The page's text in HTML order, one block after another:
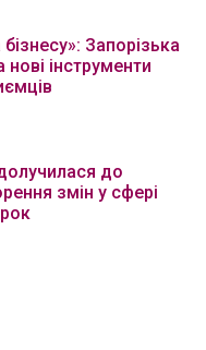
Запорізька
інструменти
до
змін у сфері